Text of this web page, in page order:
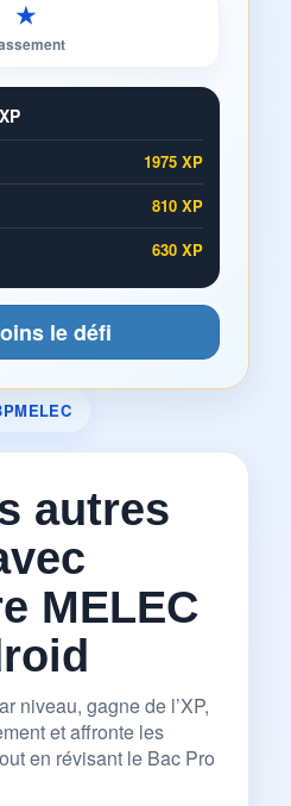
★
1975 XP
810 XP
630 XP
le défi
autres
MELEC
niveau, gagne de l’XP,
et affronte les
en révisant le Bac Pro